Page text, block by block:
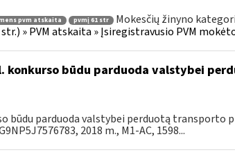
pvm atskaita pvmį 61 str Mokesčių žinyno
» PVM atskaita » Įsiregistravusio PVM
konkurso būdu parduoda valstybei
būdu parduoda valstybei perduotą transporto
2018 m., M1-AC, 1598...